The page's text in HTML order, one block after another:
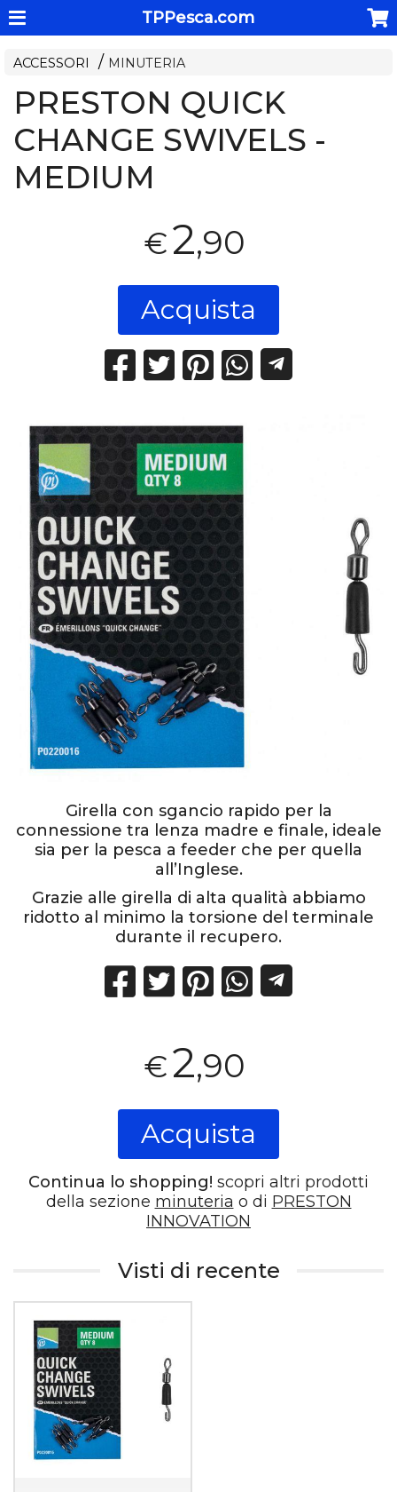
TPPesca.com
ACCESSORI MINUTERIA
PRESTON QUICK
CHANGE SWIVELS -
MEDIUM
€2,90
Acquista
Girella con sgancio rapido per la
connessione tra lenza madre e finale, ideale
sia per la pesca a feeder che per quella
all’Inglese.
Grazie alle girella di alta qualità abbiamo
ridotto al minimo la torsione del terminale
durante il recupero.
€2,90
Acquista
Continua lo shopping! scopri altri prodotti
della sezione minuteria o di PRESTON
INNOVATION
Visti di recente